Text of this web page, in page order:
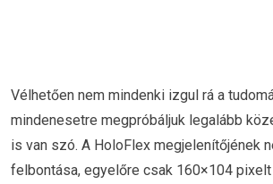
Vélhetően nem mindenki izgul rá a
mindenesetre megpróbáljuk legalább
is van szó. A HoloFlex megjelenítőjének
felbontása, egyelőre csak 160×104